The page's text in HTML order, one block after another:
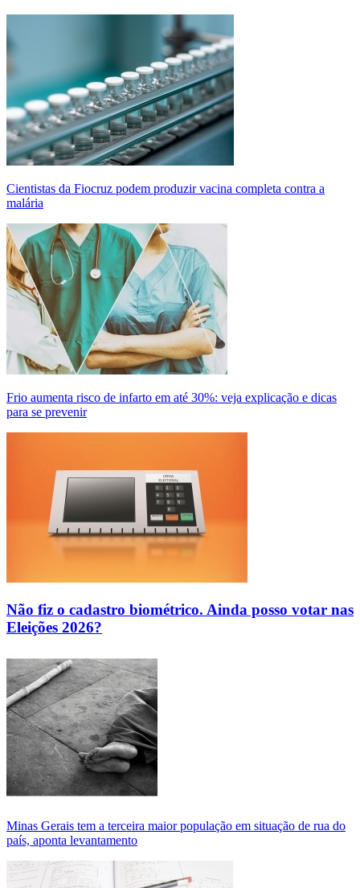
Cientistas da Fiocruz podem produzir vacina completa contra a
malária
Frio aumenta risco de infarto em até 30%: veja explicação e dicas
para se prevenir
Não fiz o cadastro biométrico. Ainda posso votar nas
Eleições 2026?
Minas Gerais tem a terceira maior população em situação de rua do
país, aponta levantamento